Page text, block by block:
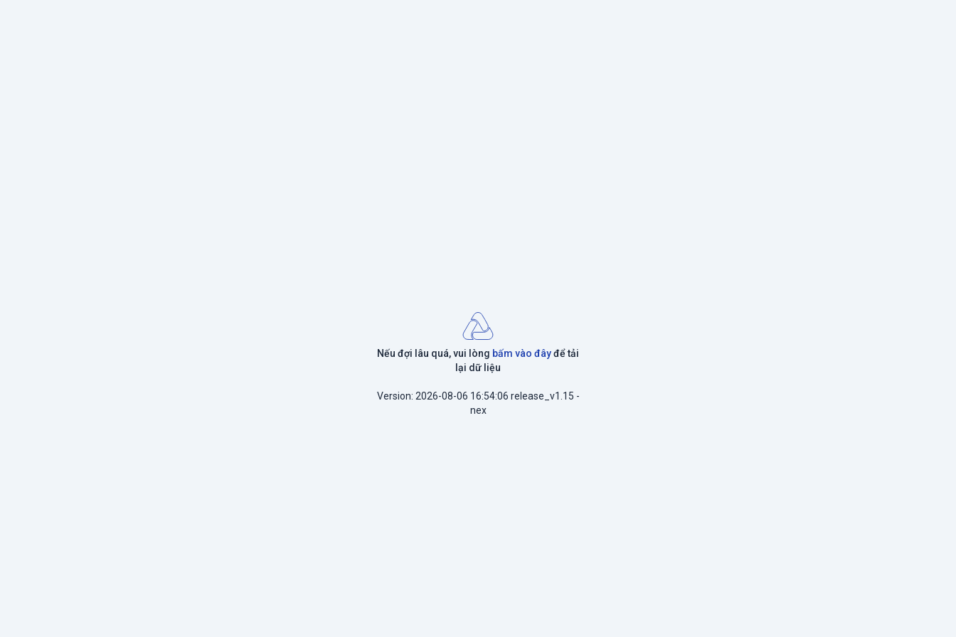
Nếu đợi lâu quá, vui lòng bấm vào đâyđể tải
lại dữ liệu
Version: 2026-08-06 16:54:06 release_v1.15 -
nex